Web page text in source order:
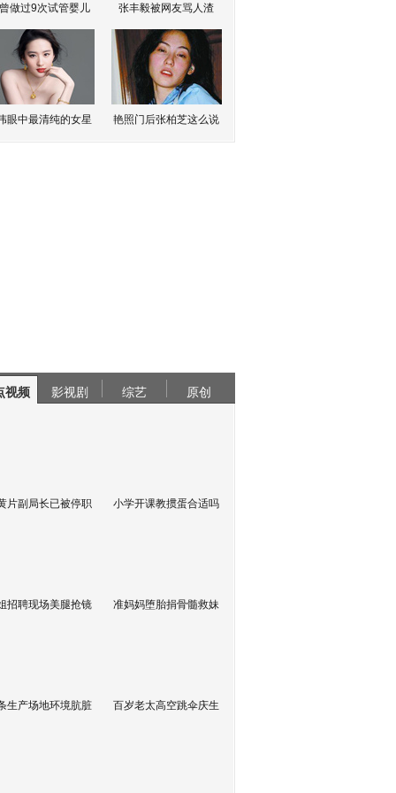
做过9次试管婴儿 张丰毅被网友骂人渣
眼中最清纯的女星 艳照门后张柏芝这么说
视频 影视剧 综艺 原创
片副局长已被停职 小学开课教掼蛋合适吗
招聘现场美腿抢镜 准妈妈堕胎捐骨髓救妹
生产场地环境肮脏 百岁老太高空跳伞庆生